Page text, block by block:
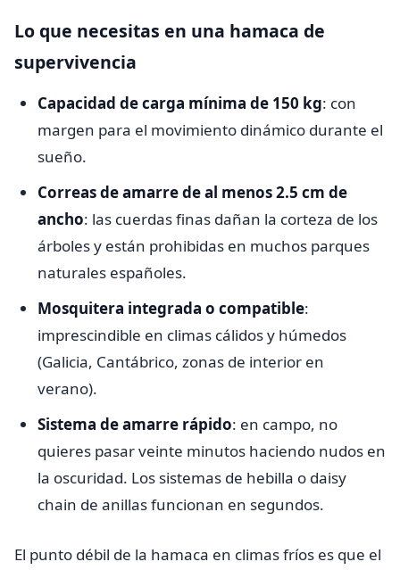
Lo que necesitas en una hamaca de
supervivencia
Capacidad de carga mínima de 150 kg: con
margen para el movimiento dinámico durante el
sueño.
Correas de amarre de al menos 2.5 cm de
ancho: las cuerdas finas dañan la corteza de los
árboles y están prohibidas en muchos parques
naturales españoles.
Mosquitera integrada o compatible:
imprescindible en climas cálidos y húmedos
(Galicia, Cantábrico, zonas de interior en
verano).
Sistema de amarre rápido: en campo, no
quieres pasar veinte minutos haciendo nudos en
la oscuridad. Los sistemas de hebilla o daisy
chain de anillas funcionan en segundos.
El punto débil de la hamaca en climas fríos es que el